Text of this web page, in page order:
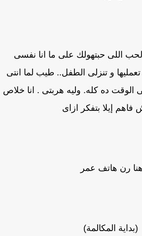
الحب اللى حبتهولك على ما انا نفسى
و تنزلى الطفل.. طيب لما انتى
ده كله. وليه هربتى . انا خلاص
إيلا بتفكر ازاى
رن هاتف عمر
(بداية المكالمة)